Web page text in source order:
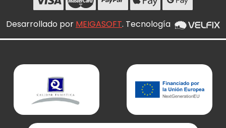
Desarrollado por MEIGASOFT. Tecnología